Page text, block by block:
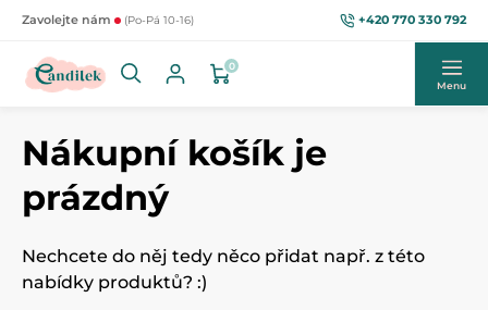
Zavolejte nám (Po-Pá 10-16) +420 770 330 792
0
Menu
Nákupní košík je
prázdný
Nechcete do něj tedy něco přidat např. z této
nabídky produktů? :)